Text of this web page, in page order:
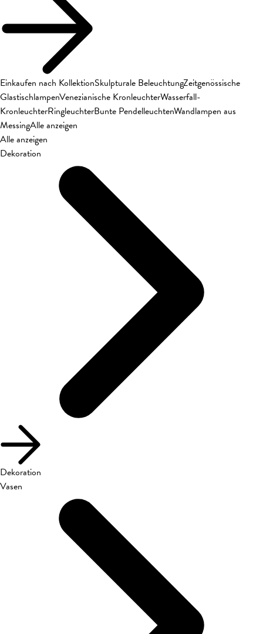
Einkaufen nach KollektionSkulpturale BeleuchtungZeitgenössische
GlastischlampenVenezianische KronleuchterWasserfall-
KronleuchterRingleuchterBunte PendelleuchtenWandlampen aus
MessingAlle anzeigen
Alle anzeigen
Dekoration
Dekoration
Vasen